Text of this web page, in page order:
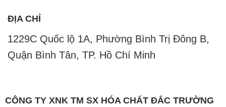
ĐỊA CHỈ
1229C Quốc lộ 1A, Phường Bình Trị Đông B,
Quận Bình Tân, TP. Hồ Chí Minh
CÔNG TY XNK TM SX HÓA CHẤT ĐẮC TRƯỜNG